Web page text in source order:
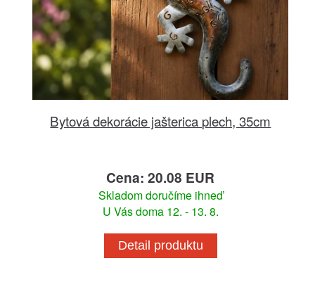
Bytová dekorácie jašterica plech, 35cm
Cena: 20.08 EUR
Skladom doručíme ihneď
U Vás doma 12. - 13. 8.
Detail produktu